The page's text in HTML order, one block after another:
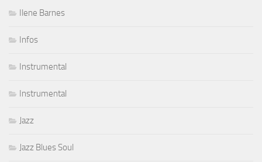
Ilene Barnes
Infos
Instrumental
Instrumental
Jazz
Jazz Blues Soul